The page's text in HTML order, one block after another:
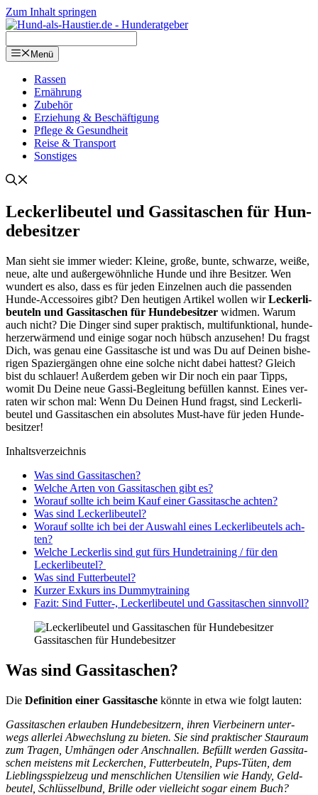
Zum Inhalt springen
Menü
Ras­sen
Ernäh­rung
Zube­hör
Erzie­hung & Beschäf­ti­gung
Pfle­ge & Gesund­heit
Rei­se & Trans­port
Sons­ti­ges
Lecker­li­beu­tel und Gas­si­ta­schen für Hun­
de­be­sit­zer
Man sieht sie immer wie­der: Klei­ne, gro­ße, bun­te, schwar­ze, wei­ße,
neue, alte und außer­ge­wöhn­li­che Hun­de und ihre Besit­zer. Wen
wun­dert es also, dass es für jeden Ein­zel­nen auch die pas­sen­den
Hun­de-Acces­soires gibt? Den heu­ti­gen Arti­kel wol­len wirLecker­li­
beu­teln und Gas­si­ta­schen für Hun­de­be­sit­zer wid­men. War­um
auch nicht? Die Din­ger sind super prak­tisch, mul­ti­funk­tio­nal, hun­de­
herz­er­wär­mend und eini­ge sogar noch hübsch anzu­se­hen! Du fragst
Dich, was genau eine Gas­si­ta­sche ist und was Du auf Dei­nen bis­he­
ri­gen Spa­zier­gän­gen ohne eine sol­che nicht dabei hat­test? Gleich
bist du schlau­er! Außer­dem geben wir Dir noch ein paar Tipps,
womit Du Dei­ne neue Gas­si-Beglei­tung befül­len kannst. Eines ver­
ra­ten wir schon mal: Wenn Du Dei­nen Hund fragst, sind Lecker­li­
beu­tel und Gas­si­ta­schen ein abso­lu­tes Must-have für jeden Hun­de­
be­sit­zer!
Inhalts­ver­zeich­nis
Was sind Gas­si­ta­schen?
Wel­che Arten von Gas­si­ta­schen gibt es?
Wor­auf soll­te ich beim Kauf einer Gas­si­ta­sche ach­ten?
Was sind Lecker­li­beu­tel?
Wor­auf soll­te ich bei der Aus­wahl eines Lecker­li­beu­tels ach­
ten?
Wel­che Lecker­lis sind gut fürs Hun­de­trai­ning / für den
Lecker­li­beu­tel?
Was sind Fut­ter­beu­tel?
Kur­zer Exkurs ins Dum­my­trai­ning
Fazit: Sind Futter‑, Lecker­li­beu­tel und Gas­si­ta­schen sinn­voll?
Gas­si­ta­schen für Hun­de­be­sit­zer
Was sind Gas­si­ta­schen?
Die Defi­ni­ti­on einer Gas­si­ta­sche könn­te in etwa wie folgt lau­ten:
Gas­si­ta­schen erlau­ben Hun­de­be­sit­zern, ihren Vier­bei­nern unter­
wegs aller­lei Abwechs­lung zu bie­ten. Sie sind prak­ti­scher Stau­raum
zum Tra­gen, Umhän­gen oder Anschnal­len. Befüllt wer­den Gas­si­ta­
schen meis­tens mit Lecker­chen, Fut­ter­beu­teln, Pups-Tüten, dem
Lieb­lings­spiel­zeug und mensch­li­chen Uten­si­li­en wie Han­dy, Geld­
beu­tel, Schlüs­sel­bund, Bril­le oder viel­leicht sogar einem Buch?